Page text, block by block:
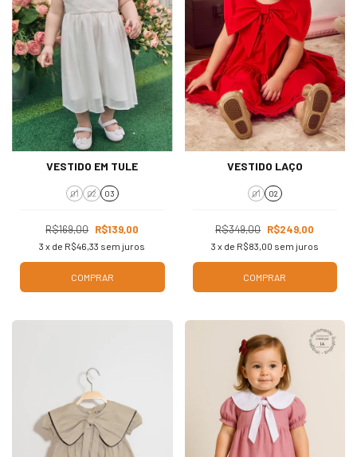
VESTIDO EM TULE
01 02 03
R$169,00 R$139,00
3 x de R$46,33 sem juros
COMPRAR
VESTIDO LAÇO
01 02
R$349,00 R$249,00
3 x de R$83,00 sem juros
COMPRAR